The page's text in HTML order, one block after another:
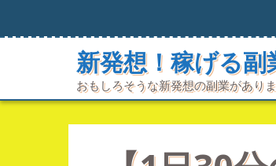
テ
ス
新発想！稼げる
おもしろそうな新発想の副業があり